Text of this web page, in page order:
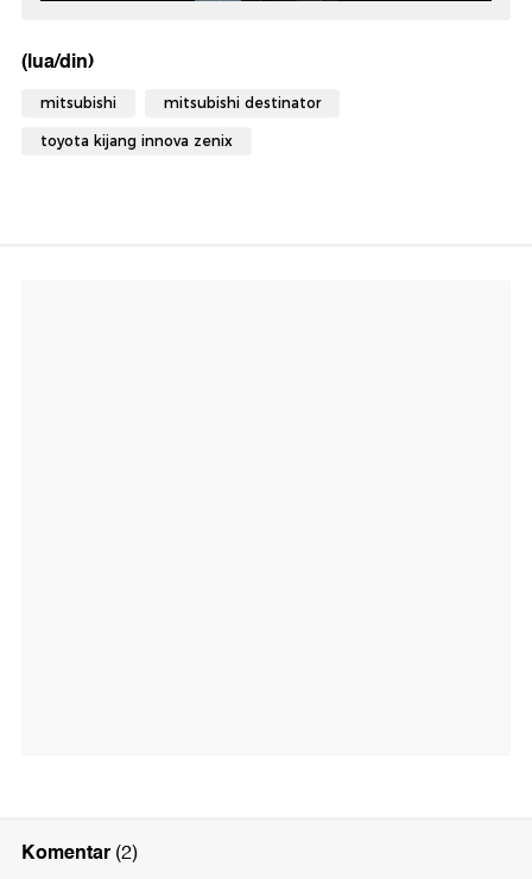
(lua/din)
mitsubishi mitsubishi destinator
toyota kijang innova zenix